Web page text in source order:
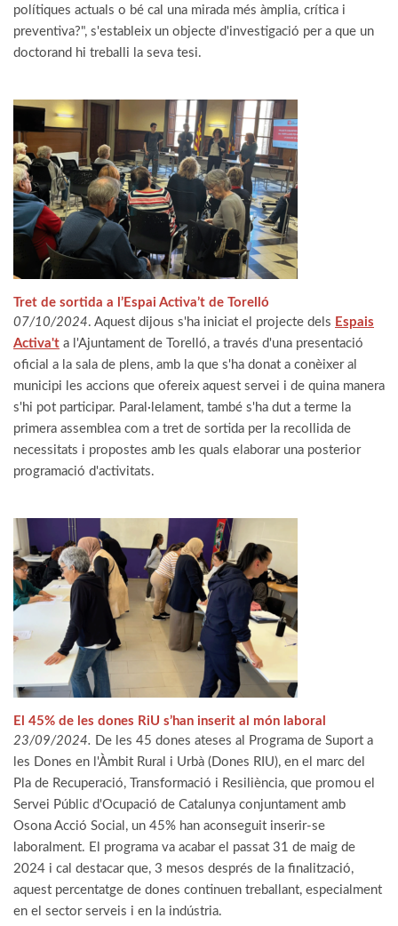
polítiques actuals o bé cal una mirada més àmplia, crítica i
preventiva?", s'estableix un objecte d'investigació per a que un
doctorand hi treballi la seva tesi.
Tret de sortida a l’Espai Activa’t de Torelló
07/10/2024. Aquest dijous s'ha iniciat el projecte dels Espais
Activa't a l'Ajuntament de Torelló, a través d'una presentació
oficial a la sala de plens, amb la que s'ha donat a conèixer al
municipi les accions que ofereix aquest servei i de quina manera
s'hi pot participar. Paral·lelament, també s'ha dut a terme la
primera assemblea com a tret de sortida per la recollida de
necessitats i propostes amb les quals elaborar una posterior
programació d'activitats.
El 45% de les dones RiU s’han inserit al món laboral
23/09/2024. De les 45 dones ateses al Programa de Suport a
les Dones en l'Àmbit Rural i Urbà (Dones RIU), en el marc del
Pla de Recuperació, Transformació i Resiliència, que promou el
Servei Públic d'Ocupació de Catalunya conjuntament amb
Osona Acció Social, un 45% han aconseguit inserir-se
laboralment. El programa va acabar el passat 31 de maig de
2024 i cal destacar que, 3 mesos després de la finalització,
aquest percentatge de dones continuen treballant, especialment
en el sector serveis i en la indústria.